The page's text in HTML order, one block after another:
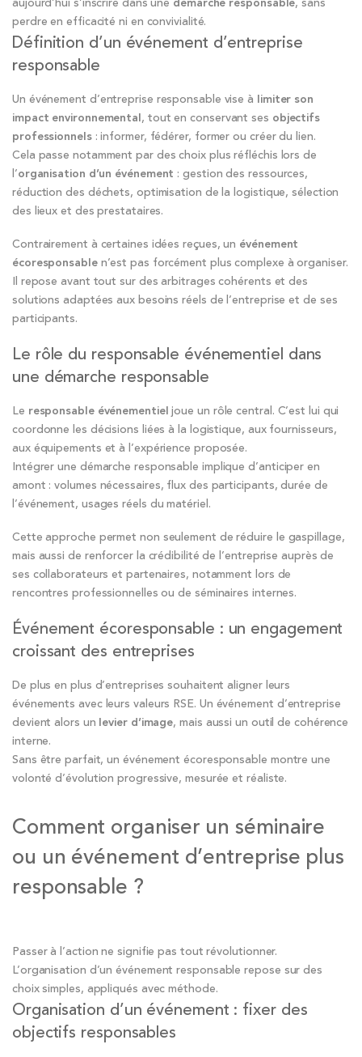
perdre en efficacité ni en convivialité.
Définition d’un événement d’entreprise
responsable
Un événement d’entreprise responsable vise à limiter son
impact environnemental, tout en conservant ses objectifs
professionnels: informer, fédérer, former ou créer du lien.
Cela passe notamment par des choix plus réfléchis lors de
l’organisation d’un événement : gestion des ressources,
réduction des déchets, optimisation de la logistique, sélection
des lieux et des prestataires.
Contrairement à certaines idées reçues, un événement
écoresponsablen’est pas forcément plus complexe à organiser.
Il repose avant tout sur des arbitrages cohérents et des
solutions adaptées aux besoins réels de l’entreprise et de ses
participants.
Le rôle du responsable événementiel dans
une démarche responsable
Le responsable événementieljoue un rôle central. C’est lui qui
coordonne les décisions liées à la logistique, aux fournisseurs,
aux équipements et à l’expérience proposée.
Intégrer une démarche responsable implique d’anticiper en
amont : volumes nécessaires, flux des participants, durée de
l’événement, usages réels du matériel.
Cette approche permet non seulement de réduire le gaspillage,
mais aussi de renforcer la crédibilité de l’entreprise auprès de
ses collaborateurs et partenaires, notamment lors de
rencontres professionnelles ou de séminaires internes.
Événement écoresponsable : un engagement
croissant des entreprises
De plus en plus d’entreprises souhaitent aligner leurs
événements avec leurs valeurs RSE. Un événement d’entreprise
devient alors un levier d’image, mais aussi un outil de cohérence
interne.
Sans être parfait, un événement écoresponsable montre une
volonté d’évolution progressive, mesurée et réaliste.
Comment organiser un séminaire
ou un événement d’entreprise plus
responsable ?
Passer à l’action ne signifie pas tout révolutionner.
L’organisation d’un événement responsable repose sur des
choix simples, appliqués avec méthode.
Organisation d’un événement : fixer des
objectifs responsables